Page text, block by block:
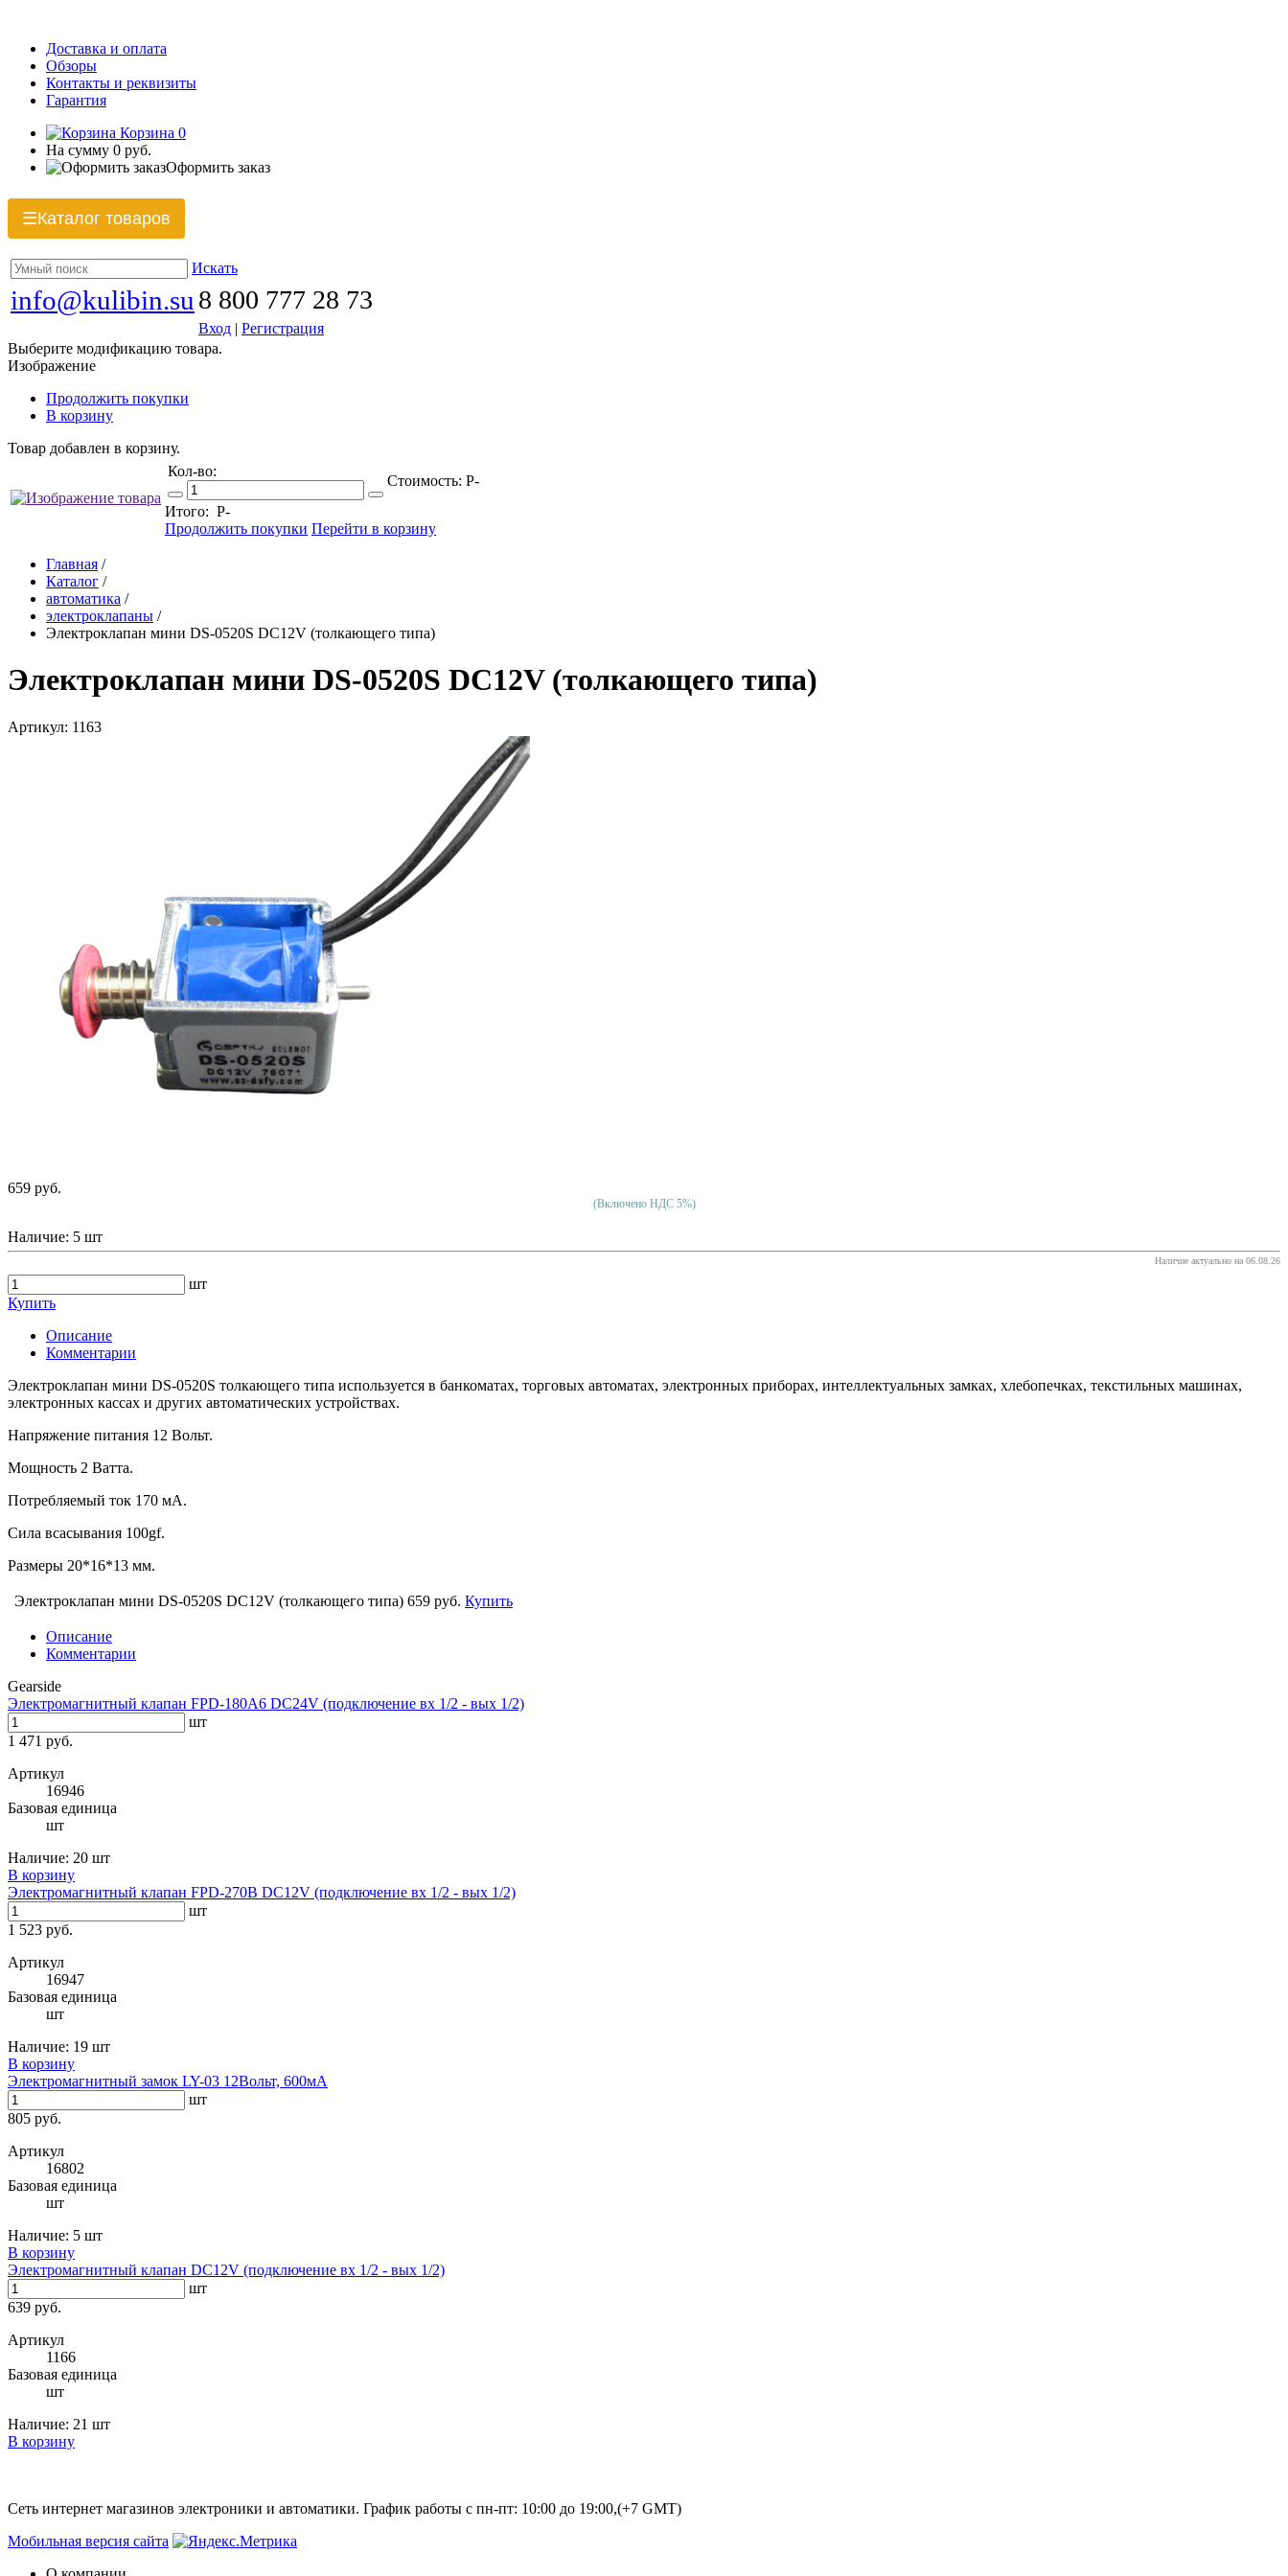
Доставка и оплата
Обзоры
Контакты и реквизиты
Гарантия
Корзина 0
На сумму 0 руб.
Оформить заказ
☰Каталог товаров
Искать
info@kulibin.su 8 800 777 28 73
Вход | Регистрация
Выберите модификацию товара.
Изображение
Продолжить покупки
В корзину
Товар добавлен в корзину.
Кол-во:
Стоимость: Р-
Итого: Р-
Продолжить покупки Перейти в корзину
Главная /
Каталог /
автоматика /
электроклапаны /
Электроклапан мини DS-0520S DC12V (толкающего типа)
Электроклапан мини DS-0520S DC12V (толкающего типа)
Артикул: 1163
659 руб.
(Включено НДС 5%)
Наличие: 5 шт
Наличие актуально на 06.08.26
шт
Купить
Описание
Комментарии
Электроклапан мини DS-0520S толкающего типа используется в банкоматах, торговых автоматах, электронных приборах, интеллектуальных замках, хлебопечках, текстильных машинах,
электронных кассах и других автоматических устройствах.
Напряжение питания 12 Вольт.
Мощность 2 Ватта.
Потребляемый ток 170 мА.
Сила всасывания 100gf.
Размеры 20*16*13 мм.
Электроклапан мини DS-0520S DC12V (толкающего типа) 659 руб. Купить
Описание
Комментарии
Gearside
Электромагнитный клапан FPD-180A6 DC24V (подключение вх 1/2 - вых 1/2)
шт
1 471 руб.
Артикул
16946
Базовая единица
шт
Наличие: 20 шт
В корзину
Электромагнитный клапан FPD-270B DC12V (подключение вх 1/2 - вых 1/2)
шт
1 523 руб.
Артикул
16947
Базовая единица
шт
Наличие: 19 шт
В корзину
Электромагнитный замок LY-03 12Вольт, 600мА
шт
805 руб.
Артикул
16802
Базовая единица
шт
Наличие: 5 шт
В корзину
Электромагнитный клапан DC12V (подключение вх 1/2 - вых 1/2)
шт
639 руб.
Артикул
1166
Базовая единица
шт
Наличие: 21 шт
В корзину
Сеть интернет магазинов электроники и автоматики. График работы с пн-пт: 10:00 до 19:00,(+7 GMT)
Мобильная версия сайта